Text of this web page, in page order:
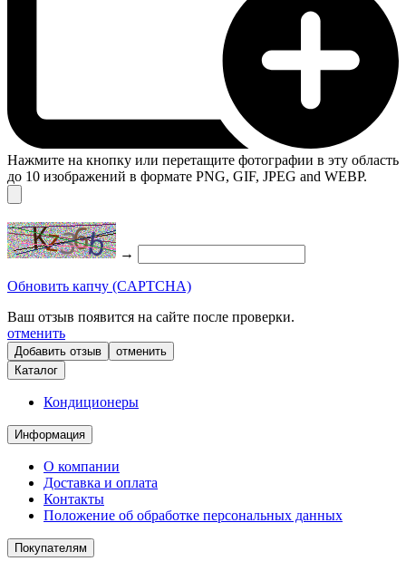
Нажмите на кнопку или перетащите фотографии в эту область
до 10 изображений в формате PNG, GIF, JPEG and WEBP.
→
Обновить капчу (CAPTCHA)
Ваш отзыв появится на сайте после проверки.
отменить
отменить
Каталог
Кондиционеры
Информация
О компании
Доставка и оплата
Контакты
Положение об обработке персональных данных
Покупателям